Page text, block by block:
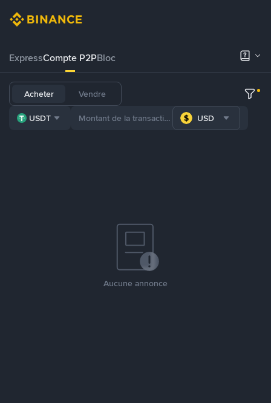
ExpressCompte P2PBloc
Acheter Vendre
USDT USD
Aucune annonce